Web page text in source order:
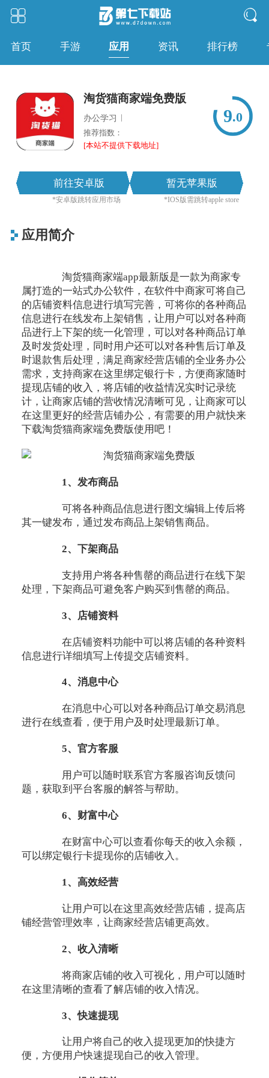
首页 手游 应用 资讯 排行榜
淘货猫商家端免费版
办公学习 |
推荐指数：
[本站不提供下载地址]
9.0
前往安卓版 暂无苹果版
*安卓版跳转应用市场 *IOS版需跳转apple store
应用简介
淘货猫商家端app最新版是一款为商家专
属打造的一站式办公软件，在软件中商家可将自己
的店铺资料信息进行填写完善，可将你的各种商品
信息进行在线发布上架销售，让用户可以对各种商
品进行上下架的统一化管理，可以对各种商品订单
及时发货处理，同时用户还可以对各种售后订单及
时退款售后处理，满足商家经营店铺的全业务办公
需求，支持商家在这里绑定银行卡，方便商家随时
提现店铺的收入，将店铺的收益情况实时记录统
计，让商家店铺的营收情况清晰可见，让商家可以
在这里更好的经营店铺办公，有需要的用户就快来
下载淘货猫商家端免费版使用吧！
1、发布商品
可将各种商品信息进行图文编辑上传后将
其一键发布，通过发布商品上架销售商品。
2、下架商品
支持用户将各种售罄的商品进行在线下架
处理，下架商品可避免客户购买到售罄的商品。
3、店铺资料
在店铺资料功能中可以将店铺的各种资料
信息进行详细填写上传提交店铺资料。
4、消息中心
在消息中心可以对各种商品订单交易消息
进行在线查看，便于用户及时处理最新订单。
5、官方客服
用户可以随时联系官方客服咨询反馈问
题，获取到平台客服的解答与帮助。
6、财富中心
在财富中心可以查看你每天的收入余额，
可以绑定银行卡提现你的店铺收入。
1、高效经营
让用户可以在这里高效经营店铺，提高店
铺经营管理效率，让商家经营店铺更高效。
2、收入清晰
将商家店铺的收入可视化，用户可以随时
在这里清晰的查看了解店铺的收入情况。
3、快速提现
让用户将自己的收入提现更加的快捷方
便，方便用户快速提现自己的收入管理。